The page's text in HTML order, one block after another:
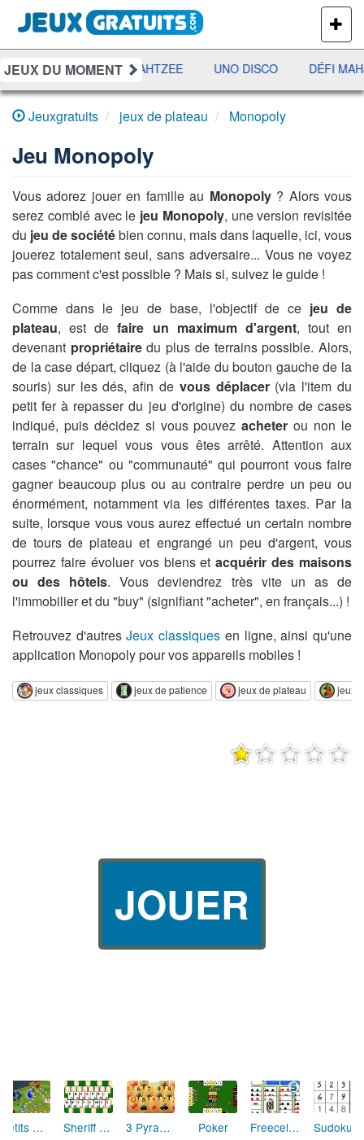
PLUS
DE
JEUX
JEUX DU MOMENT
RAMI JETX YAHTZEE UNO DISCO DÉFI
Jeuxgratuits jeux de plateau Monopoly
Jeu Monopoly
Vous adorez jouer en famille au Monopoly? Alors vous
serez comblé avec le jeu Monopoly, une version revisitée
du jeu de sociétébien connu, mais dans laquelle, ici, vous
jouerez totalement seul, sans adversaire... Vous ne voyez
pas comment c'est possible ? Mais si, suivez le guide !
Comme dans le jeu de base, l'objectif de ce jeu de
plateau, est defaire un maximum d'argent, tout en
devenant propriétairedu plus de terrains possible. Alors,
de la case départ, cliquez (à l'aide du bouton gauche de la
souris) sur les dés, afin de vous déplacer(via l'item du
petit fer à repasser du jeu d'origine) du nombre de cases
indiqué, puis décidez si vous pouvezacheter ou non le
terrain sur lequel vous vous êtes arrêté. Attention aux
cases "chance" ou "communauté" qui pourront vous faire
gagner beaucoup plus ou au contraire perdre un peu ou
énormément, notamment via les différentes taxes. Par la
suite, lorsque vous vous aurez effectué un certain nombre
de tours de plateau et engrangé un peu d'argent, vous
pourrez faire évoluer vos biens etacquérir des maisons
ou des hôtels. Vous deviendrez très vite un as de
l'immobilier et du "buy" (signifiant "acheter", en français...) !
Retrouvez d'autresJeux classiques en ligne, ainsi qu'une
application Monopoly pour vos appareils mobiles !
jeux classiques jeux de patience jeux de plateau jeux
JOUER
Petits Chevaux Sheriff Tripeaks 3 Pyramid Tripeaks Poker Freecell Solitaire Sudoku 2